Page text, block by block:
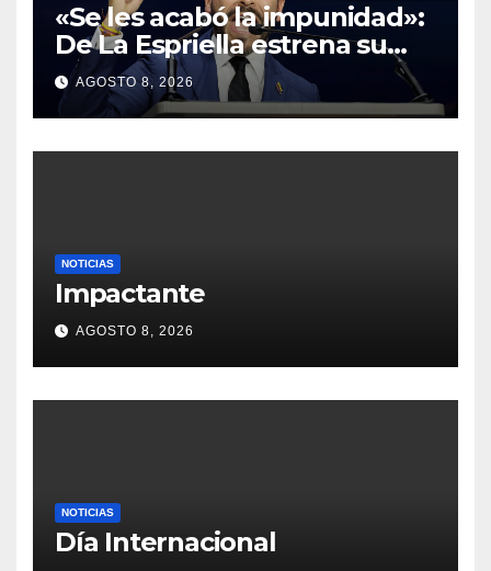
«Se les acabó la impunidad»:
De La Espriella estrena su
política de ‘mano de hierro’
con la caída del segundo al
mando de los Comandos de
Frontera
AGOSTO 8, 2026
NOTICIAS
Impactante
AGOSTO 8, 2026
NOTICIAS
Día Internacional